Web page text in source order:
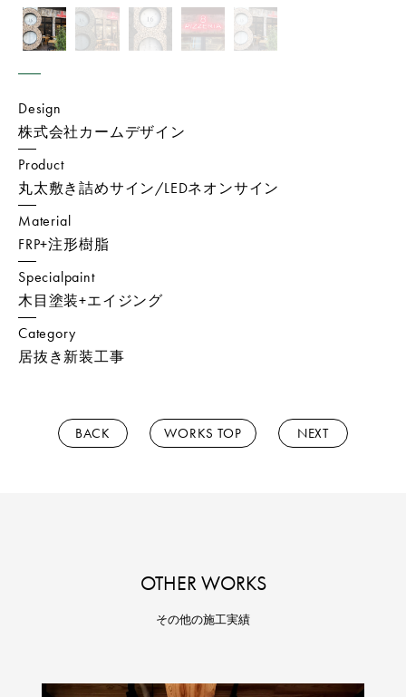
Design
株式会社カームデザイン
Product
丸太敷き詰めサイン/LEDネオンサイン
Material
FRP+注形樹脂
Specialpaint
木目塗装+エイジング
Category
居抜き新装工事
BACK WORKS TOP NEXT
OTHER WORKS
その他の施工実績